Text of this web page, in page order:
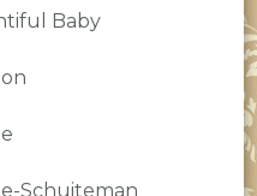
Baby
Schuiteman